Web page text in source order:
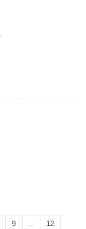
9 ... 12